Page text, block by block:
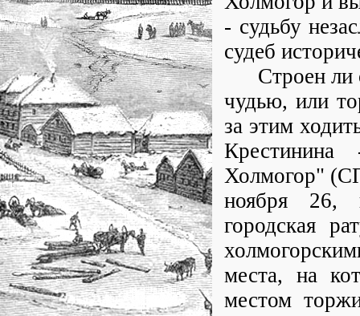
- судьбу
судеб
Строен ли
чудью, или
за этим
Холмогор"
ноября 26,
городская
места, на
местом